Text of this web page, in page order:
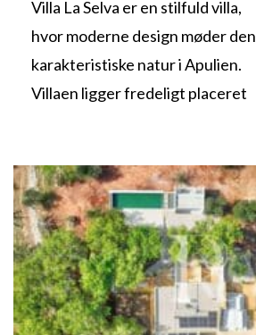
Villa La Selva er en stilfuld villa,
hvor moderne design møder den
karakteristiske natur i Apulien.
Villaen ligger fredeligt placeret